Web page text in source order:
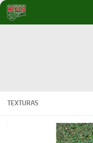
Debajo del contenido
TEXTURAS